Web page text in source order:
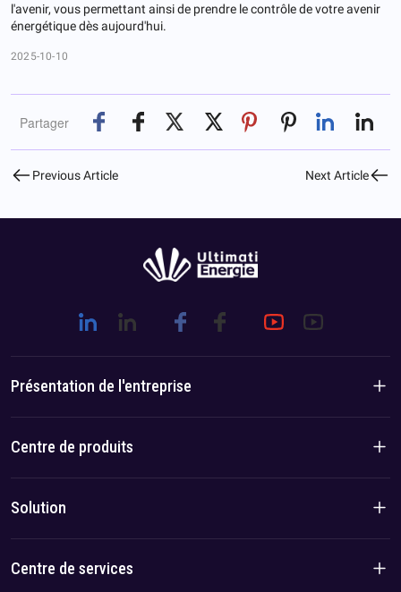
l'avenir, vous permettant ainsi de prendre le contrôle de votre avenir
énergétique dès aujourd'hui.
2025-10-10
Partager
Previous Article Next Article
Présentation de l'entreprise
Présentation de l'entreprise
Avantage équipe/local
Centre de produits
Produits résidentiels
Solution
Solution
Centre de services